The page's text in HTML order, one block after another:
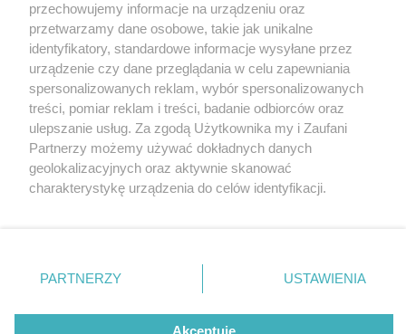
1 / 0
Nie zapomnij
zapoznać się z:
polityką prywatności regulamin korzystania z portali
Twojemiasto
Piekary Śląskie
Chorzów
Tarnowskie Góry
Gliwice
Skontakuj sięz nami
Kontakt
Wydawca
Redakcja
przechowujemy informacje na urządzeniu oraz
przetwarzamy dane osobowe, takie jak unikalne
identyfikatory, standardowe informacje wysyłane przez
urządzenie czy dane przeglądania w celu zapewniania
spersonalizowanych reklam, wybór spersonalizowanych
treści, pomiar reklam i treści, badanie odbiorców oraz
ulepszanie usług. Za zgodą Użytkownika my i Zaufani
Partnerzy możemy używać dokładnych danych
geolokalizacyjnych oraz aktywnie skanować
charakterystykę urządzenia do celów identyfikacji.
zmienić/wycofać klikając przycisk ustawień prywatności
znajdujący się w lewym dolnym rogu strony
rodzaje przetwarzania danych nie wymagają zgody
użytkownika, ale masz prawo sprzeciwić się takiemu
PARTNERZY USTAWIENIA
Akceptuję